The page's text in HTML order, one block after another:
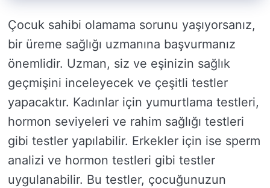
Çocuk sahibi olamama sorunu yaşıyorsanız,
bir üreme sağlığı uzmanına başvurmanız
önemlidir. Uzman, siz ve eşinizin sağlık
geçmişini inceleyecek ve çeşitli testler
yapacaktır. Kadınlar için yumurtlama testleri,
hormon seviyeleri ve rahim sağlığı testleri
gibi testler yapılabilir. Erkekler için ise sperm
analizi ve hormon testleri gibi testler
uygulanabilir. Bu testler, çocuğunuzun